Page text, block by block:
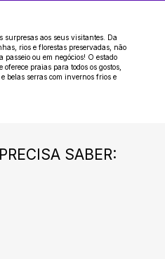
surpresas aos seus visitantes. Da
rios e florestas preservadas, não
ou em negócios! O estado
praias para todos os gostos,
belas serras com invernos frios e
SABER: